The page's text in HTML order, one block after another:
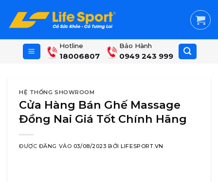
content
Hotline
18006807
Bảo Hành
0949 243 999
HỆ THỐNG SHOWROOM
Cửa Hàng Bán Ghế Massage
Đồng Nai Giá Tốt Chính Hãng
ĐƯỢC ĐĂNG VÀO 03/08/2023 BỞILIFESPORT.VN